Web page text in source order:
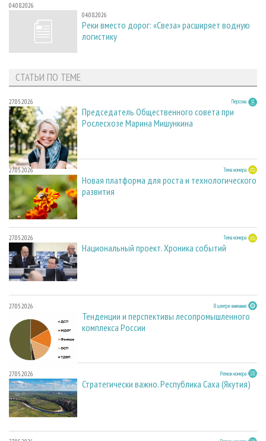
04.08.2026
04.08.2026
Реки вместо дорог: «Свеза» расширяет водную
логистику
СТАТЬИ ПО ТЕМЕ
27.05.2026 Персона
Председатель Общественного совета при
Рослесхозе Марина Мишункина
27.05.2026 Тема номера
Новая платформа для роста и технологического
развития
27.05.2026 Тема номера
Национальный проект. Хроника событий
27.05.2026 В центре внимания
Тенденции и перспективы лесопромышленного
комплекса России
27.05.2026 Регион номера
Стратегически важно. Республика Саха (Якутия)